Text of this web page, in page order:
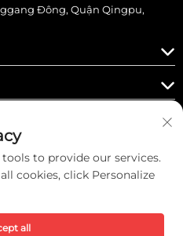
Đông, Quận Qingpu,
chúng tôi
Technology (Shanghai) Co., Ltd.
to provide our services.
cookies, click Personalize
all